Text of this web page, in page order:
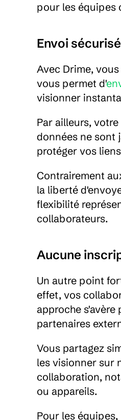
pour les équipes
Envoi
Avec Drime,
vous permet d'
visionner
Par ailleurs,
données ne sont
protéger vos
Contrairement
la liberté
flexibilité
collaborateurs.
Aucune
Un autre point
effet, vos
approche
partenaires
Vous partagez
les visionner sur
collaboration,
ou appareils.
Pour les